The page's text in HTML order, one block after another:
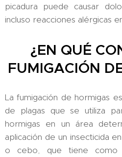
picadura puede causar
incluso reacciones alérgicas
¿EN QUÉ
FUMIGACIÓN
La fumigación de hormigas
de plagas que se utiliza
hormigas en un área
aplicación de un insecticida
o cebo, que tiene como